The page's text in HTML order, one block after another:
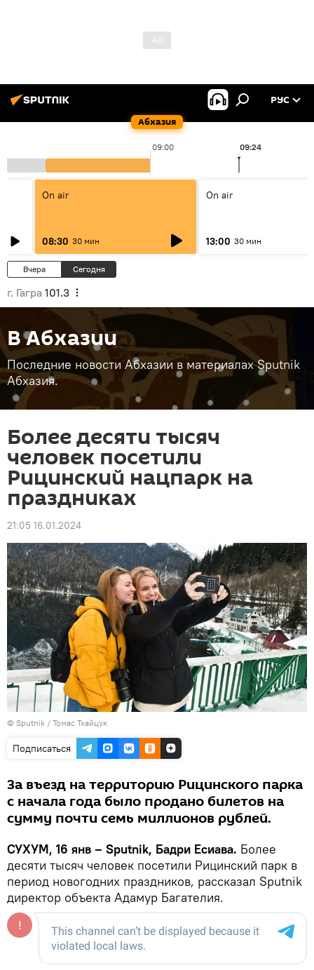
Абхазия
РУС
09:00 09:24
On air
08:30 30 мин
On air
13:00 30 мин
Вчера Сегодня
г. Гагра 101.3
В Абхазии
Последние новости Абхазии в материалах Sputnik
Абхазия.
Более десяти тысяч
человек посетили
Рицинский нацпарк на
праздниках
21:05 16.01.2024
© Sputnik / Томас Тхайцук
Подписаться
За въезд на территорию Рицинского парка
с начала года было продано билетов на
сумму почти семь миллионов рублей.
СУХУМ, 16 янв – Sputnik, Бадри Есиава. Более
десяти тысяч человек посетили Рицинский парк в
период новогодних праздников, рассказал Sputnik
директор объекта Адамур Багателия.